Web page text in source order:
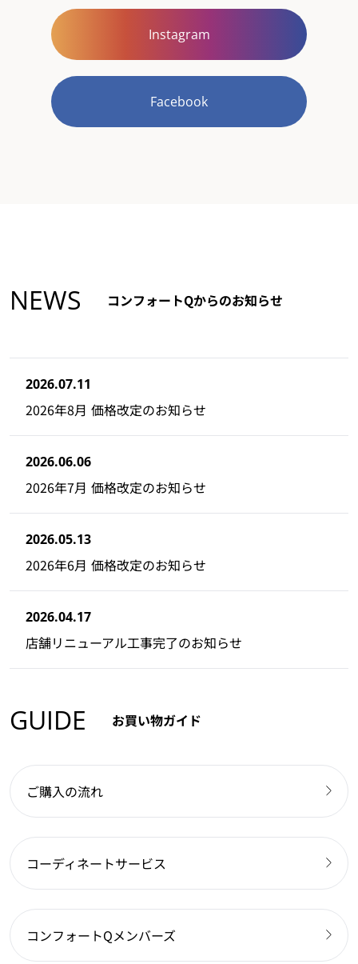
Instagram
Facebook
NEWS コンフォートQからのお知らせ
2026.07.11
2026年8月 価格改定のお知らせ
2026.06.06
2026年7月 価格改定のお知らせ
2026.05.13
2026年6月 価格改定のお知らせ
2026.04.17
店舗リニューアル工事完了のお知らせ
GUIDE お買い物ガイド
ご購入の流れ
コーディネートサービス
コンフォートQメンバーズ